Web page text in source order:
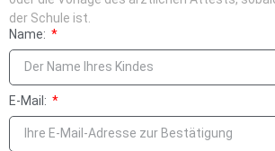
der Schule ist.
Name:
E-Mail: